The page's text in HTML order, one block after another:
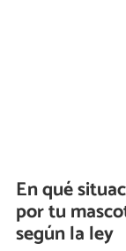
En qué
por tu
según la ley